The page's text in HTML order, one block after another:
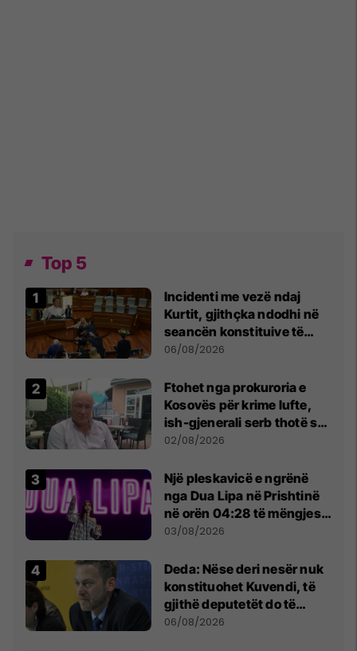
Top 5
Incidenti me vezë ndaj
Kurtit, gjithçka ndodhi në
seancën konstituive të
Kuvendit
06/08/2026
Ftohet nga prokuroria e
Kosovës për krime lufte,
ish-gjenerali serb thotë se
dikush e tradhtoi në
02/08/2026
Një pleskavicë e ngrënë
nga Dua Lipa në Prishtinë
në orën 04:28 të mëngjesit
- dhe bota digjitale serbe
03/08/2026
Deda: Nëse deri nesër nuk
konstituohet Kuvendi, të
gjithë deputetët do të
bëjnë shkelje të rëndë
06/08/2026